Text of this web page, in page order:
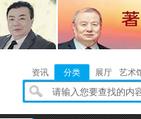
资讯 分类 展厅 艺术